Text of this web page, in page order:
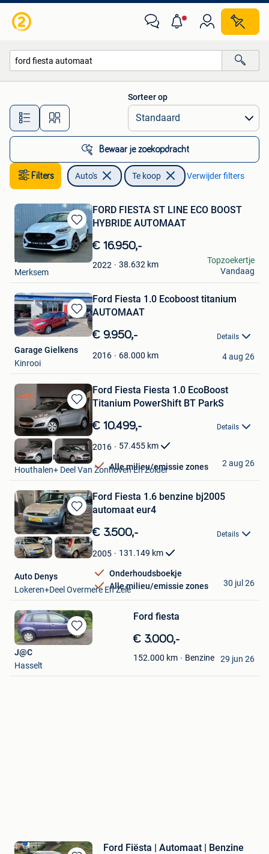
Alle afstanden…
Sorteer op
Bewaar je zoekopdracht
Filters Auto's Te koop Verwijder filters
Bewaren
in
Mijn
Favorieten
FORD FIESTA ST LINE ECO BOOST
HYBRIDE AUTOMAAT
€ 16.950,-
2022 38.632 km
m
Merksem
Topzoekertje
Vandaag
Bewaren
in
Favorieten
Ford Fiesta 1.0 Ecoboost titanium
AUTOMAAT
€ 9.950,- Details
2016 68.000 km
Garage Gielkens
Kinrooi
4 aug 26
Bewaren
in
Mijn
Favorieten
Ford Fiesta Fiesta 1.0 EcoBoost
Titanium PowerShift BT ParkS
€ 10.499,- Details
2016 57.455 km
Alle milieu/emissie zones
Kubika Cars
Houthalen+ Deel Van Zonhoven En Zolder
2 aug 26
Bewaren
in
Mijn
Favorieten
Ford Fiesta 1.6 benzine bj2005
automaat eur4
€ 3.500,- Details
2005 131.149 km
Onderhoudsboekje
Alle milieu/emissie zones
Auto Denys
Lokeren+Deel Overmere En Zele
30 jul 26
Bewaren
in
Ford fiesta
€ 3.000,-
152.000 km Benzine
J@C
Hasselt
29 jun 26
Ford Fiësta | Automaat | Benzine